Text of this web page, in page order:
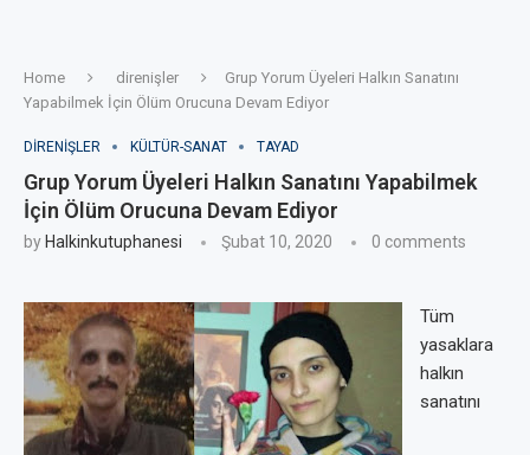
Home direnişler
Grup Yorum Üyeleri Halkın Sanatını
Yapabilmek İçin Ölüm Orucuna Devam Ediyor
DIRENIŞLER KÜLTÜR-SANAT TAYAD
Grup Yorum Üyeleri Halkın Sanatını Yapabilmek
İçin Ölüm Orucuna Devam Ediyor
by Halkinkutuphanesi Şubat 10, 2020 0 comments
Tüm
yasaklara
halkın
sanatını